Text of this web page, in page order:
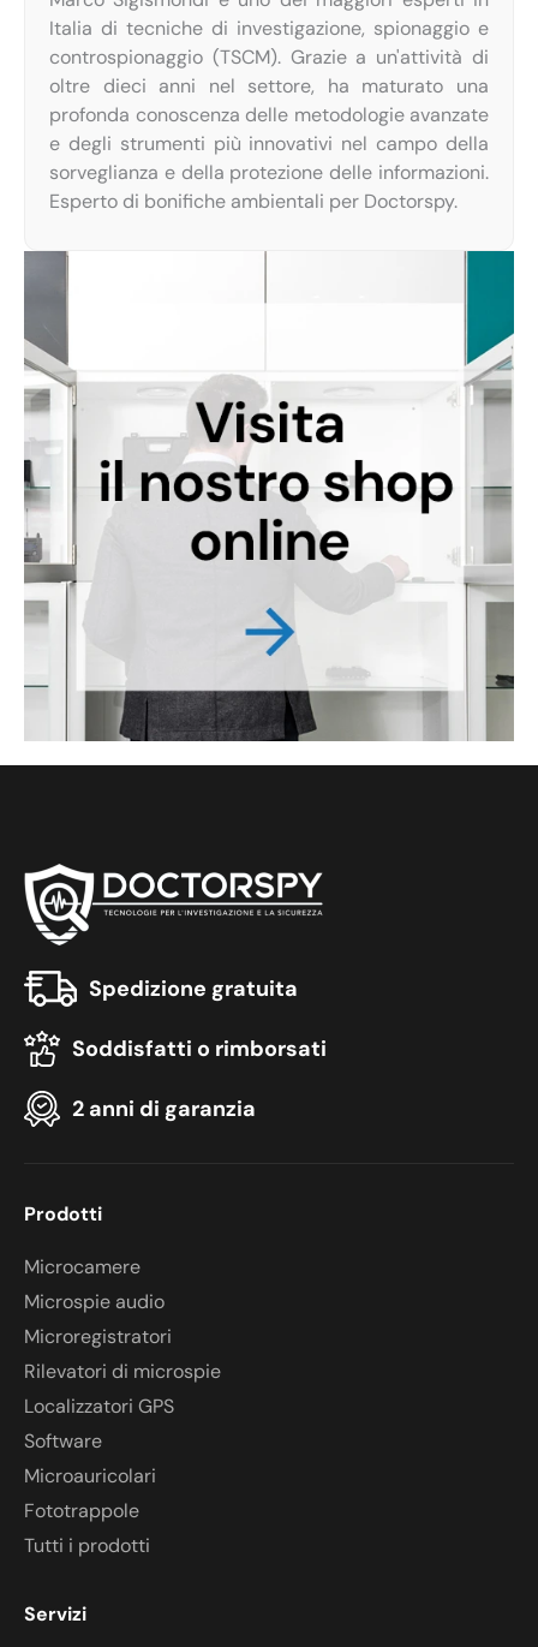
Italia di tecniche di investigazione, spionaggio e
controspionaggio (TSCM). Grazie a un'attività di
oltre dieci anni nel settore, ha maturato una
profonda conoscenza delle metodologie avanzate
e degli strumenti più innovativi nel campo della
sorveglianza e della protezione delle informazioni.
Esperto di bonifiche ambientali per Doctorspy.
Spedizione gratuita
Soddisfatti o rimborsati
2 anni di garanzia
Prodotti
Microcamere
Microspie audio
Microregistratori
Rilevatori di microspie
Localizzatori GPS
Software
Microauricolari
Fototrappole
Tutti i prodotti
Servizi